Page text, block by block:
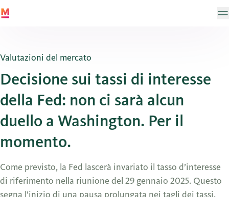
Valutazioni del mercato
Decisione sui tassi di interesse
della Fed: non ci sarà alcun
duello a Washington. Per il
momento.
Come previsto, la Fed lascerà invariato il tasso d’interesse
di riferimento nella riunione del 29 gennaio 2025. Questo
segna l’inizio di una pausa prolungata nei tagli dei tassi.